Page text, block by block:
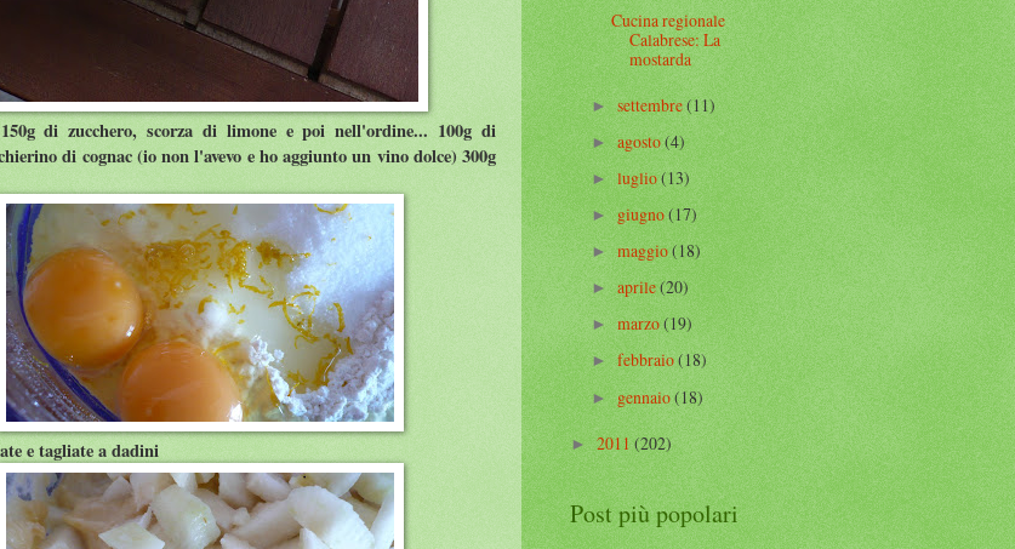
di zucchero, scorza di limone e poi nell'ordine... 100g di
di cognac (io non l'avevo e ho aggiunto un vino dolce) 300g
e tagliate a dadini
Cucina regionale
Calabrese: La
mostarda
►settembre(11)
►agosto(4)
►luglio(13)
►giugno(17)
►maggio(18)
►aprile(20)
►marzo(19)
►febbraio(18)
►gennaio(18)
►2011(202)
Post più popolari